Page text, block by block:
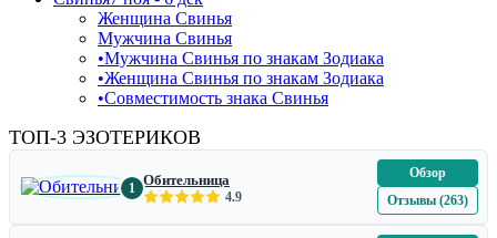
Женщина Свинья
Мужчина Свинья
•Мужчина Свинья по знакам Зодиака
•Женщина Свинья по знакам Зодиака
•Совместимость знака Свинья
ТОП-3 ЭЗОТЕРИКОВ
1 Обительница
4.9
Обзор
Отзывы (263)